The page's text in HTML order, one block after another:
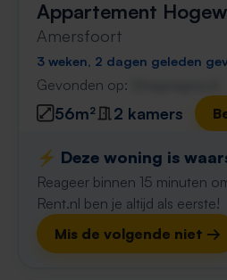
Appartement
Amersfoort
3 weken, 2 dagen geleden
Gevonden op:
56m² 2 kamers
⚡️ Deze woning is
Reageer binnen 15 minuten
Rent.nl ben je altijd als eerste!
Mis de volgende niet →